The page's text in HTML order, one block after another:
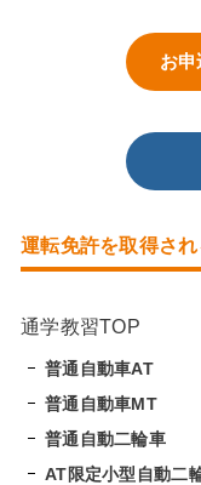
お
運転免許を取得さ
通学教習TOP
普通自動車AT
普通自動車MT
普通自動二輪車
AT限定小型自動二